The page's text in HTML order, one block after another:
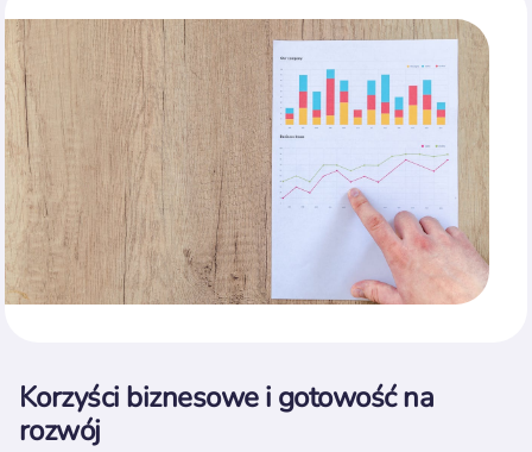
Korzyści biznesowe i gotowość na
rozwój